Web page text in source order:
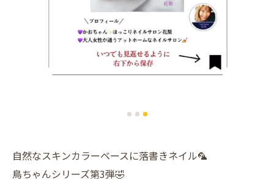
自然なスキンカラーベースに落書きネイル🦜
鳥ちゃんシリーズ第3弾🤣